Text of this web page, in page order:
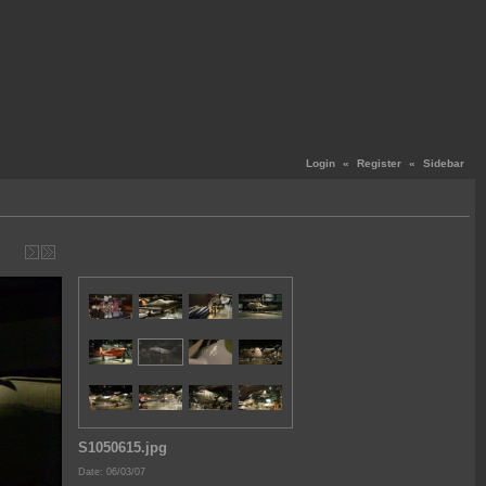
Login « Register « Sidebar
S1050615.jpg
Date: 06/03/07